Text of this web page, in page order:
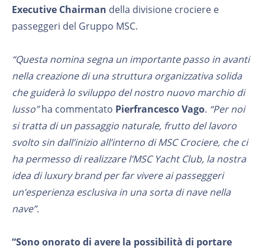
Executive Chairman della divisione crociere e
passeggeri del Gruppo MSC.
“Questa nomina segna un importante passo in avanti
nella creazione di una struttura organizzativa solida
che guiderà lo sviluppo del nostro nuovo marchio di
lusso”ha commentato Pierfrancesco Vago. “Per noi
si tratta di un passaggio naturale, frutto del lavoro
svolto sin dall’inizio all’interno di MSC Crociere, che ci
ha permesso di realizzare l’MSC Yacht Club, la nostra
idea di luxury brand per far vivere ai passeggeri
un’esperienza esclusiva in una sorta di nave nella
nave”.
“Sono onorato di avere la possibilità di portare